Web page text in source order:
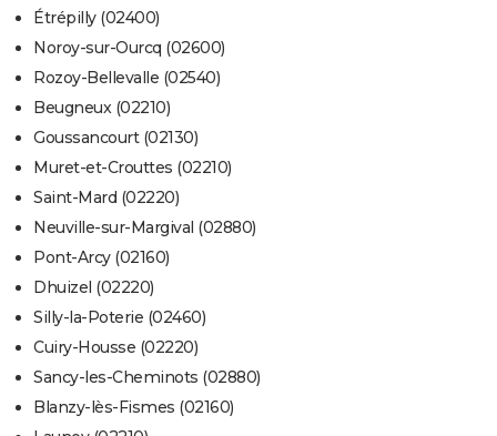
Étrépilly (02400)
Noroy-sur-Ourcq (02600)
Rozoy-Bellevalle (02540)
Beugneux (02210)
Goussancourt (02130)
Muret-et-Crouttes (02210)
Saint-Mard (02220)
Neuville-sur-Margival (02880)
Pont-Arcy (02160)
Dhuizel (02220)
Silly-la-Poterie (02460)
Cuiry-Housse (02220)
Sancy-les-Cheminots (02880)
Blanzy-lès-Fismes (02160)